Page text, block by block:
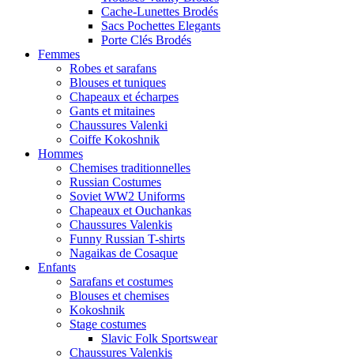
Cache-Lunettes Brodés
Sacs Pochettes Elegants
Porte Clés Brodés
Femmes
Robes et sarafans
Blouses et tuniques
Chapeaux et écharpes
Gants et mitaines
Chaussures Valenki
Coiffe Kokoshnik
Hommes
Chemises traditionnelles
Russian Costumes
Soviet WW2 Uniforms
Chapeaux et Ouchankas
Chaussures Valenkis
Funny Russian T-shirts
Nagaikas de Cosaque
Enfants
Sarafans et costumes
Blouses et chemises
Kokoshnik
Stage costumes
Slavic Folk Sportswear
Chaussures Valenkis